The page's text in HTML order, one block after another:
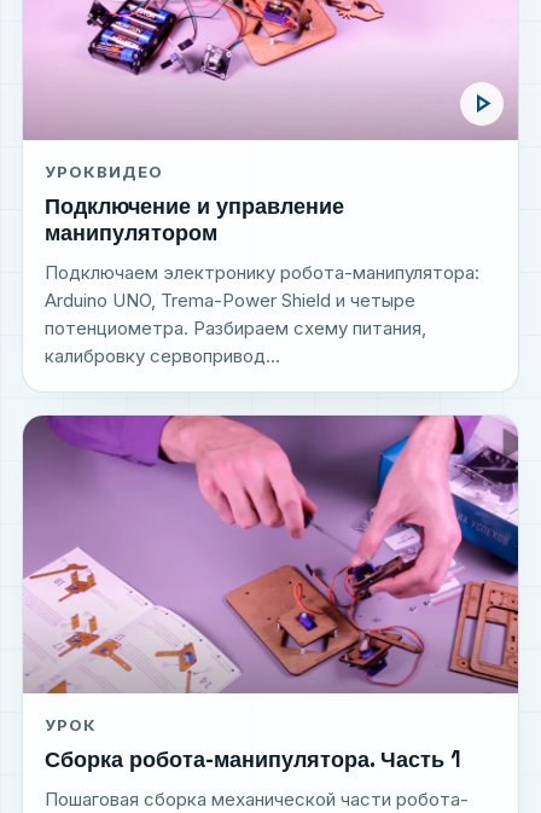
play_arrow
УРОКВИДЕО
Подключение и управление
манипулятором
Подключаем электронику робота-манипулятора:
Arduino UNO, Trema-Power Shield и четыре
потенциометра. Разбираем схему питания,
калибровку сервопривод...
УРОК
Сборка робота-манипулятора. Часть 1
Пошаговая сборка механической части робота-